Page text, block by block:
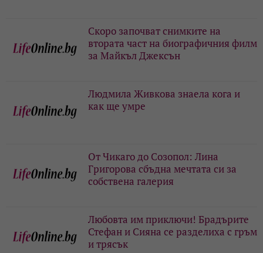
Скоро започват снимките на
втората част на биографичния филм
за Майкъл Джексън
Людмила Живкова знаела кога и
как ще умре
От Чикаго до Созопол: Лина
Григорова сбъдна мечтата си за
собствена галерия
Любовта им приключи! Брадърите
Стефан и Сияна се разделиха с гръм
и трясък